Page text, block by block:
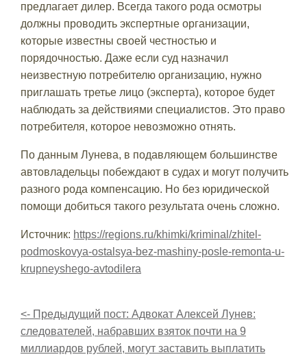
предлагает дилер. Всегда такого рода осмотры
должны проводить экспертные организации,
которые известны своей честностью и
порядочностью. Даже если суд назначил
неизвестную потребителю организацию, нужно
приглашать третье лицо (эксперта), которое будет
наблюдать за действиями специалистов. Это право
потребителя, которое невозможно отнять.
По данным Лунева, в подавляющем большинстве
автовладельцы побеждают в судах и могут получить
разного рода компенсацию. Но без юридической
помощи добиться такого результата очень сложно.
Источник: https://regions.ru/khimki/kriminal/zhitel-
podmoskovya-ostalsya-bez-mashiny-posle-remonta-u-
krupneyshego-avtodilera
<- Предыдущий пост: Адвокат Алексей Лунев:
следователей, набравших взяток почти на 9
миллиардов рублей, могут заставить выплатить